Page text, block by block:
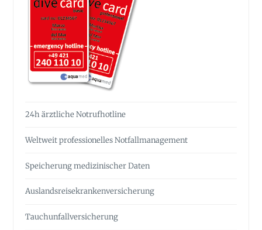
24h ärztliche Notrufhotline
Weltweit professionelles Notfall­management
Speicherung medizinischer Daten
Auslandsreise­krankenversicherung
Tauchunfall­versicherung